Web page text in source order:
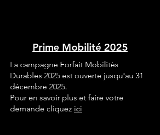
Prime Mobilité 2025
La campagne Forfait Mobilités
Durables 2025 est ouverte jusqu'au 31
décembre 2025.
Pour en savoir plus et faire votre
demande cliquez ici